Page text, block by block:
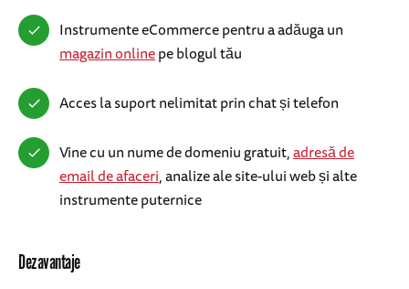
Instrumente eCommerce pentru a adăuga un
magazin onlinepe blogul tău
Acces la suport nelimitat prin chat și telefon
Vine cu un nume de domeniu gratuit,adresă de
email de afaceri, analize ale site-ului web și alte
instrumente puternice
Dezavantaje